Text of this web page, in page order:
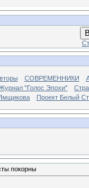
СОВРЕМЕННИКИ
"Голос Эпохи"
Проект Белый
покорны